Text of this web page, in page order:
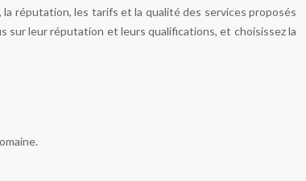
réputation, les tarifs et la qualité des services proposés
sur leur réputation et leurs qualifications, et choisissez la